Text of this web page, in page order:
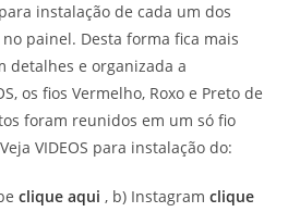
instalação de cada um dos
painel. Desta forma fica mais
detalhes e organizada a
os fios Vermelho, Roxo e Preto de
foram reunidos em um só fio
VIDEOS para instalação do:
clique aqui , b) Instagram clique